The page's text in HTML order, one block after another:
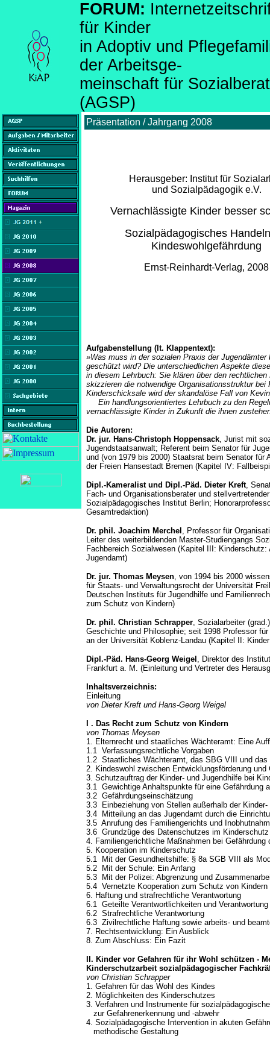
FORUM:
für Kinder
in Adoptiv und
der Arbeitsge-
meinschaft für
(AGSP)
Präsentation / Jahrgang 2008
Herausgeber: Institut für
und Sozialpädagogik e.V.
Vernachlässigte Kinder besser
Sozialpädagogisches
Kindeswohlgefährdung
Ernst-Reinhardt-Verlag, 2008
Aufgabenstellung (lt. Klappentext):
»Was muss in der sozialen Praxis der
geschützt wird? Die unterschiedlichen Aspekte
in diesem Lehrbuch: Sie klären über den
skizzieren die notwendige Organisationsstruktur
Kinderschicksale wird der skandalöse Fall von
Ein handlungsorientiertes Lehrbuch zu den
vernachlässigte Kinder in Zukunft die ihnen
Die Autoren:
Dr. jur. Hans-Christoph Hoppensack, Jurist mit
Jugendstaatsanwalt; Referent beim Senator für
und (von 1979 bis 2000) Staatsrat beim Senator
der Freien Hansestadt Bremen (Kapitel IV:
Dipl.-Kameralist und Dipl.-Päd. Dieter Kreft,
Fach- und Organisationsberater und
Sozialpädagogisches Institut Berlin;
Gesamtredaktion)
Dr. phil. Joachim Merchel , Professor für
Leiter des weiterbildenden Master-Studiengangs
Fachbereich Sozialwesen (Kapitel III:
Jugendamt)
Dr. jur. Thomas Meysen, von 1994 bis 2000
für Staats- und Verwaltungsrecht der Universität
Deutschen Instituts für Jugendhilfe und
zum Schutz von Kindern)
Dr. phil. Christian Schrapper, Sozialarbeiter
Geschichte und Philosophie; seit 1998 Professor
an der Universität Koblenz-Landau (Kapitel II:
Dipl.-Päd. Hans-Georg Weigel , Direktor des
Frankfurt a. M. (Einleitung und Vertreter des
Inhaltsverzeichnis:
Einleitung
von Dieter Kreft und Hans-Georg Weigel
I . Das Recht zum Schutz von Kindern
von Thomas Meysen
1. Elternrecht und staatliches Wächteramt: Eine
1.1 Verfassungsrechtliche Vorgaben
1.2 Staatliches Wächteramt, das SBG VIII und das
2. Kindeswohl zwischen Entwicklungsförderung und
3. Schutzauftrag der Kinder- und Jugendhilfe bei
3.1 Gewichtige Anhaltspunkte für eine Gefährdung
3.2 Gefährdungseinschätzung
3.3 Einbeziehung von Stellen außerhalb der Kinder-
3.4 Mitteilung an das Jugendamt durch die
3.5 Anrufung des Familiengerichts und
3.6 Grundzüge des Datenschutzes im Kinderschutz
4. Familiengerichtliche Maßnahmen bei Gefährdung
5. Kooperation im Kinderschutz
5.1 Mit der Gesundheitshilfe: § 8a SGB VIII als
5.2 Mit der Schule: Ein Anfang
5.3 Mit der Polizei: Abgrenzung und
5.4 Vernetzte Kooperation zum Schutz von
6. Haftung und strafrechtliche Verantwortung
6.1 Geteilte Verantwortlichkeiten und Verantwortung
6.2 Strafrechtliche Verantwortung
6.3 Zivilrechtliche Haftung sowie arbeits- und
7. Rechtsentwicklung: Ein Ausblick
8. Zum Abschluss: Ein Fazit
II. Kinder vor Gefahren für ihr Wohl schützen -
Kinderschutzarbeit sozialpädagogischer
von Christian Schrapper
1. Gefahren für das Wohl des Kindes
2. Möglichkeiten des Kinderschutzes
3. Verfahren und Instrumente für
zur Gefahrenerkennung und -abwehr
4. Sozialpädagogische Intervention in akuten
methodische Gestaltung